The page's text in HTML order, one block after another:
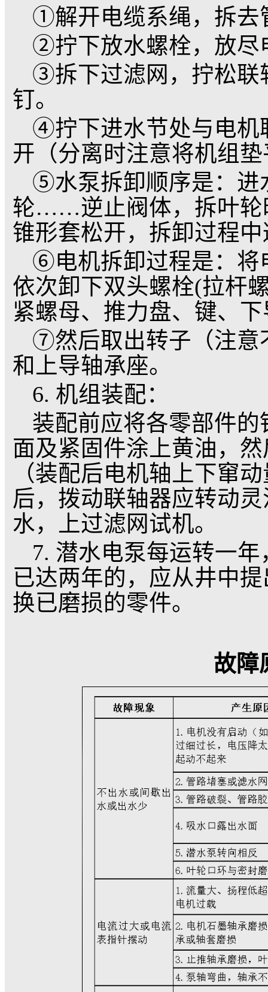
井用
1. 潜水电泵安装完
和三相导通情况，检
如没有问题，方可启
数是否超过铭牌规定
音和振动现象，一切
2. 水泵第一次运转
态绝缘电阻，其值应
3. 水泵停机后，需
防止输水管内水尚未
而损坏。
4. 水泵投入正常运
期检查电源电压，工
现下列情况，应立即
①在额定工况下，电
②动水位下降至进
③潜水泵剧烈振动或
④电源电压低于340
⑤保险丝烧坏一相。
⑦电机对地热态绝
5. 机组拆卸：
①解开电缆系绳，
②拧下放水螺栓，
③拆下过滤网，拧
④拧下进水节处与
开（分离时注意将机
⑤水泵拆卸顺序是
轮……逆止阀体，拆
锥形套松开，拆卸过